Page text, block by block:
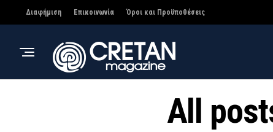
Διαφήμιση Επικοινωνία Όροι και Προϋποθέσεις
All